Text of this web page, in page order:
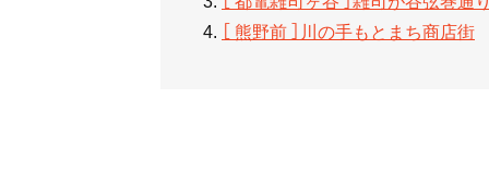
［ 熊野前 ］川の手もとまち商店街